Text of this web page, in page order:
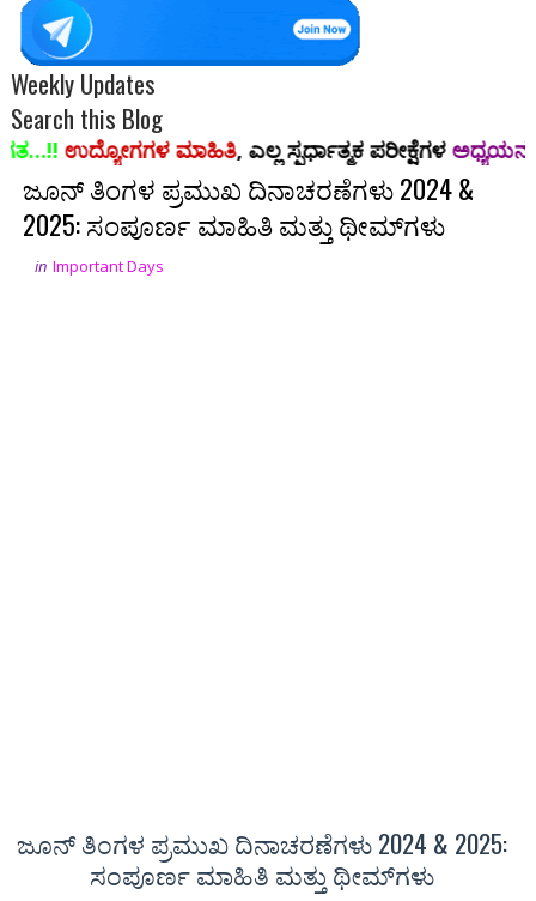
Weekly Updates
Search this Blog
ಮಾಹಿತಿ, ಎಲ್ಲ ಸ್ಪರ್ಧಾತ್ಮಕ ಪರೀಕ್ಷೆಗಳ ಅಧ್ಯಯನ ಸಾಮಗ್ರಿ, ಪಿಡಿಎಫ್
ಜೂನ್ ತಿಂಗಳ ಪ್ರಮುಖ ದಿನಾಚರಣೆಗಳು 2024 &
2025: ಸಂಪೂರ್ಣ ಮಾಹಿತಿ ಮತ್ತು ಥೀಮ್‌ಗಳು
in Important Days
ಜೂನ್ ತಿಂಗಳ ಪ್ರಮುಖ ದಿನಾಚರಣೆಗಳು 2024 & 2025:
ಸಂಪೂರ್ಣ ಮಾಹಿತಿ ಮತ್ತು ಥೀಮ್‌ಗಳು